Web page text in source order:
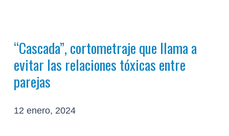
“Cascada”, cortometraje que llama a
evitar las relaciones tóxicas entre
parejas
12 enero, 2024